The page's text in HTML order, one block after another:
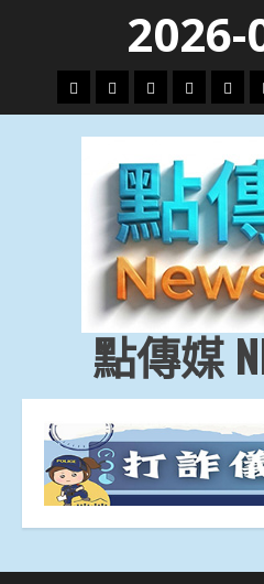
content
2026-
頭
條
財
經
地
方.
會
文
教.
技
專
題
點傳媒